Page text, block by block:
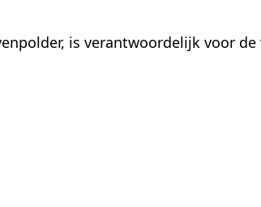
is verantwoordelijk voor